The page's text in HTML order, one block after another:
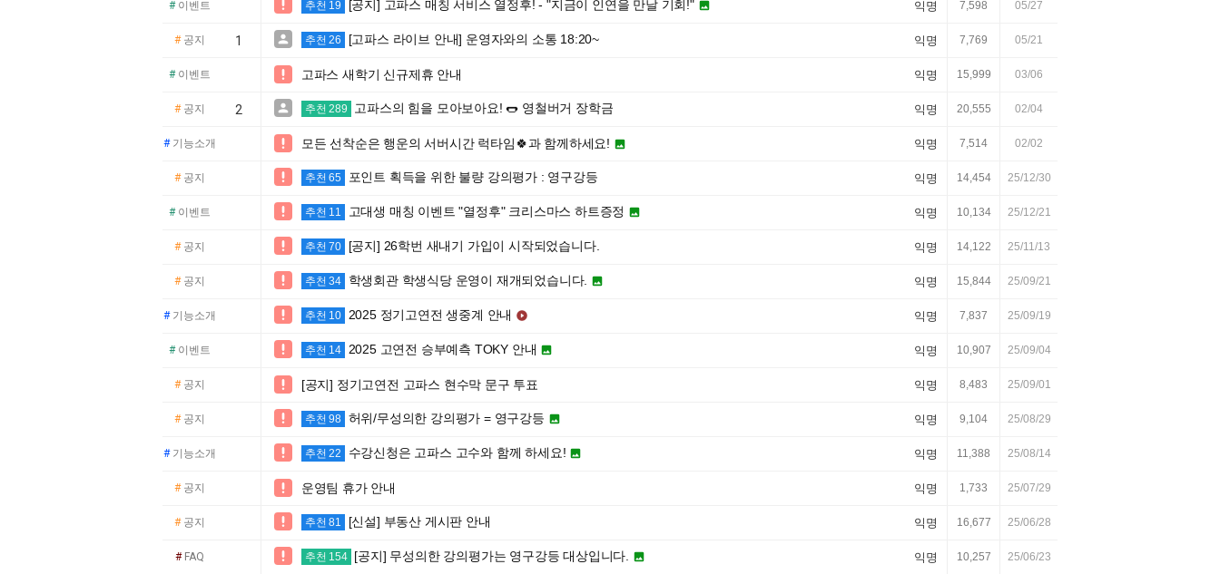
#이벤트  추천 19 [공지] 고파스 매칭 서비스 열정후! - "지금이 인연을 만날 기회!"  익명 7,598 05/27
#공지 1  추천 26 [고파스 라이브 안내] 운영자와의 소통 18:20~ 익명 7,769 05/21
#이벤트  고파스 새학기 신규제휴 안내 익명 15,999 03/06
#공지 2  추천 289 고파스의 힘을 모아보아요! 🌭 영철버거 장학금 익명 20,555 02/04
#기능소개  모든 선착순은 행운의 서버시간 럭타임🍀과 함께하세요!  익명 7,514 02/02
#공지  추천 65 포인트 획득을 위한 불량 강의평가 : 영구강등 익명 14,454 25/12/30
#이벤트  추천 11 고대생 매칭 이벤트 "열정후" 크리스마스 하트증정  익명 10,134 25/12/21
#공지  추천 70 [공지] 26학번 새내기 가입이 시작되었습니다. 익명 14,122 25/11/13
#공지  추천 34 학생회관 학생식당 운영이 재개되었습니다.  익명 15,844 25/09/21
#기능소개  추천 10 2025 정기고연전 생중계 안내  익명 7,837 25/09/19
#이벤트  추천 14 2025 고연전 승부예측 TOKY 안내  익명 10,907 25/09/04
#공지  [공지] 정기고연전 고파스 현수막 문구 투표 익명 8,483 25/09/01
#공지  추천 98 허위/무성의한 강의평가 = 영구강등  익명 9,104 25/08/29
#기능소개  추천 22 수강신청은 고파스 고수와 함께 하세요!  익명 11,388 25/08/14
#공지  운영팀 휴가 안내 익명 1,733 25/07/29
#공지  추천 81 [신설] 부동산 게시판 안내 익명 16,677 25/06/28
#FAQ  추천 154 [공지] 무성의한 강의평가는 영구강등 대상입니다.  익명 10,257 25/06/23